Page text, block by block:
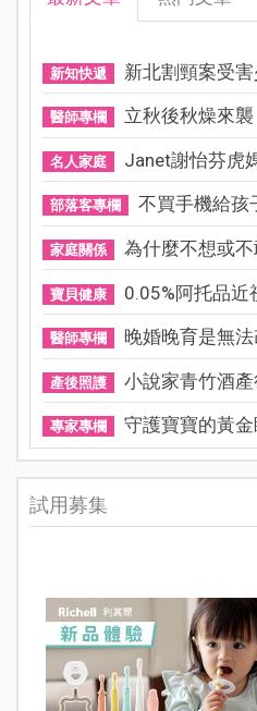
新知快遞 新北割頸案受
醫師專欄 立秋後秋燥來
名人家庭 Janet謝怡芬虎
部落客專欄 不買手機給孩
家庭關係 為什麼不想或
寶貝健康 0.05%阿托品近
醫師專欄 晚婚晚育是無
產後照護 小說家青竹酒
專家專欄 守護寶寶的黃
試用募集